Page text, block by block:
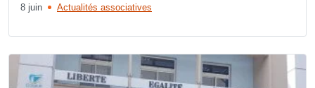
8 juin Actualités associatives